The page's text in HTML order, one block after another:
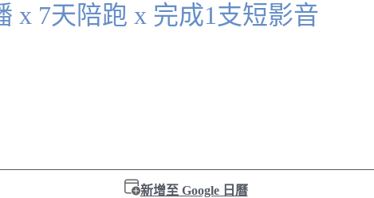
x 7天陪跑 x 完成1支短影音
新增至 Google 日曆